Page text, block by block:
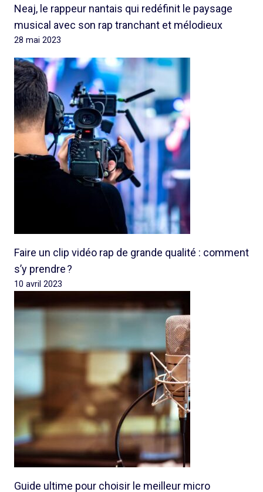
Neaj, le rappeur nantais qui redéfinit le paysage
musical avec son rap tranchant et mélodieux
28 mai 2023
Faire un clip vidéo rap de grande qualité : comment
s’y prendre ?
10 avril 2023
Guide ultime pour choisir le meilleur micro